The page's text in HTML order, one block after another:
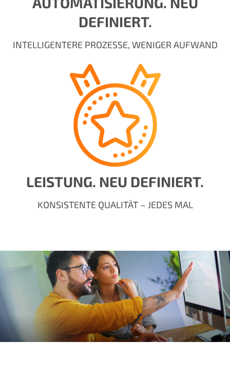
DEFINIERT.
INTELLIGENTERE PROZESSE, WENIGER AUFWAND
LEISTUNG. NEU DEFINIERT.
KONSISTENTE QUALITÄT – JEDES MAL